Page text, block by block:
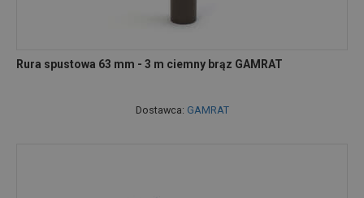
Rura spustowa 63 mm - 3 m ciemny brąz GAMRAT
Dostawca: GAMRAT